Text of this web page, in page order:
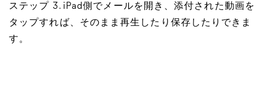
ステップ 3. iPad側でメールを開き、添付された動画を
タップすれば、そのまま再生したり保存したりできま
す。